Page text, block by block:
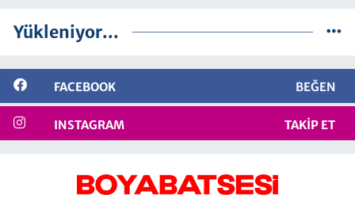
Yükleniyor...
FACEBOOK BEĞEN
INSTAGRAM TAKIP ET